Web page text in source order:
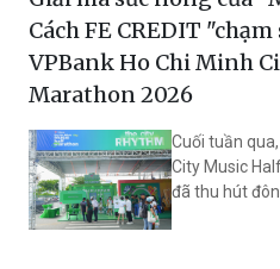
Cách FE CREDIT
VPBank Ho Chi Minh
Marathon 2026
Cuối tuần
City Music
đã thu hút